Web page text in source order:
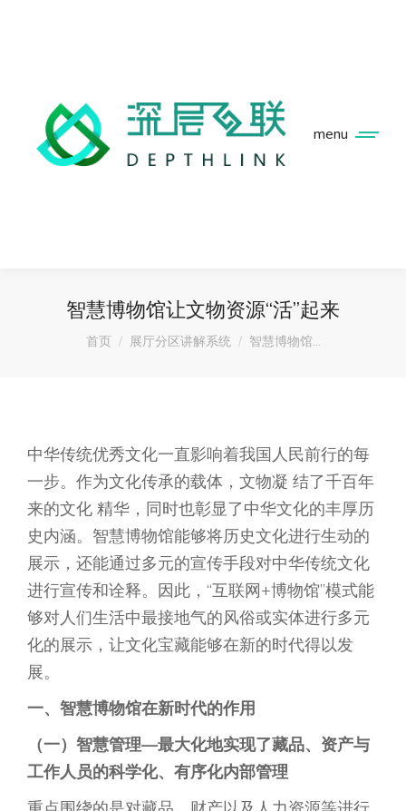
menu
智慧博物馆让文物资源“活”起来
您在这里：
首页 展厅分区讲解系统 智慧博物馆…
中华传统优秀文化一直影响着我国人民前行的每
一步。作为文化传承的载体，文物凝 结了千百年
来的文化 精华，同时也彰显了中华文化的丰厚历
史内涵。智慧博物馆能够将历史文化进行生动的
展示，还能通过多元的宣传手段对中华传统文化
进行宣传和诠释。因此，“互联网+博物馆”模式能
够对人们生活中最接地气的风俗或实体进行多元
化的展示，让文化宝藏能够在新的时代得以发
展。
一、智慧博物馆在新时代的作用
（一）智慧管理—最大化地实现了藏品、资产与
工作人员的科学化、有序化内部管理